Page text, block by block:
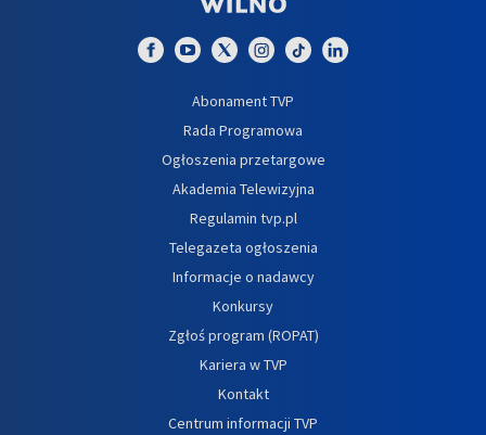
Abonament TVP
Rada Programowa
Ogłoszenia przetargowe
Akademia Telewizyjna
Regulamin tvp.pl
Telegazeta ogłoszenia
Informacje o nadawcy
Konkursy
Zgłoś program (ROPAT)
Kariera w TVP
Kontakt
Centrum informacji TVP